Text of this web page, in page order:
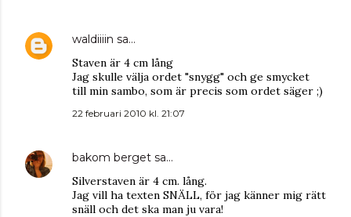
waldiiiin sa…
Staven är 4 cm lång
Jag skulle välja ordet "snygg" och ge smycket
till min sambo, som är precis som ordet säger ;)
22 februari 2010 kl. 21:07
bakom berget sa…
Silverstaven är 4 cm. lång.
Jag vill ha texten SNÄLL, för jag känner mig rätt
snäll och det ska man ju vara!